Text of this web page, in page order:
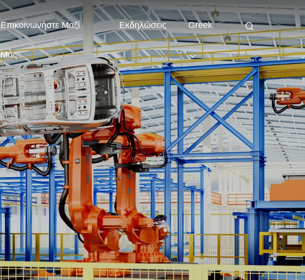
Επικοινωνήστε Μαζί
Μας
Εκδηλώσεις Greek